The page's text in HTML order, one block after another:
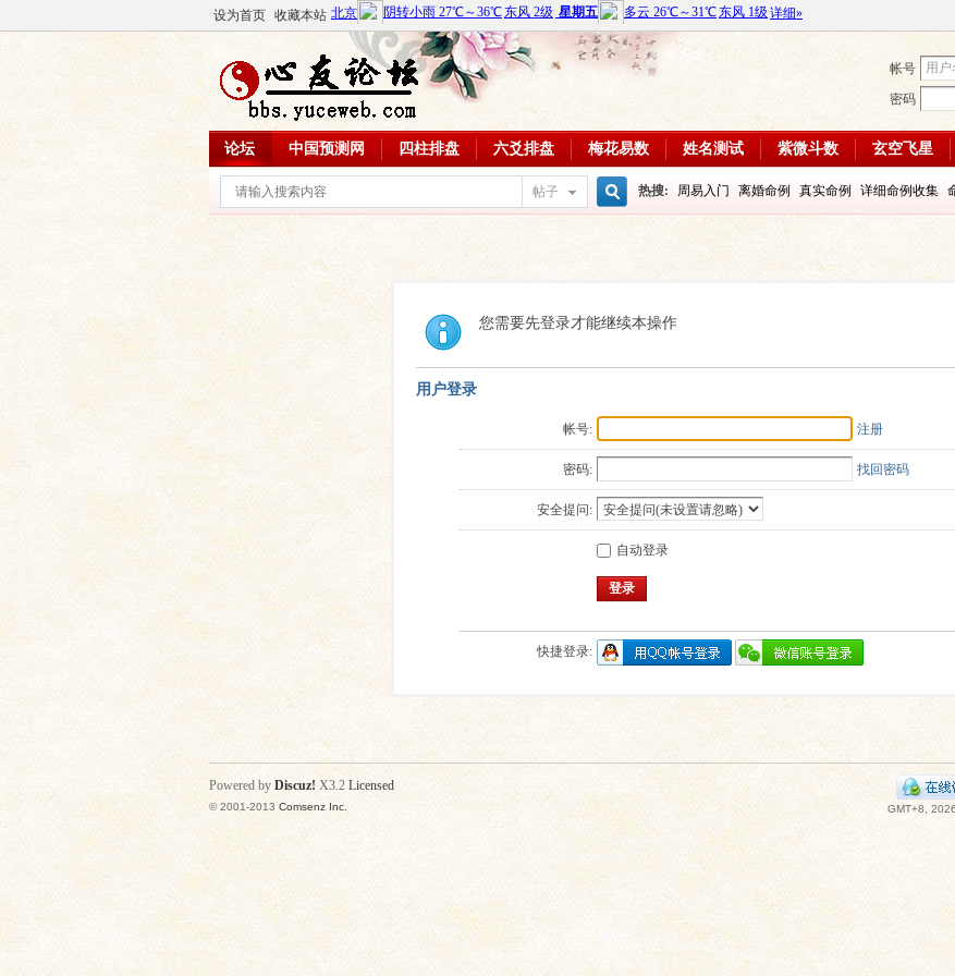
设为首页 收藏本站
帐号
密码
论坛 中国预测网 四柱排盘 六爻排盘 梅花易数 姓名测试 紫微斗数 玄空飞星
帖子
索
热搜: 周易入门 离婚命例 真实命例 详细命例收集
周易教学视频 富贵八字命例
每日一理84 每日一理85
您需要先登录才能继续本操作
用户登录
帐号: 注册
密码: 找回密码
安全提问:
自动登录
登录
快捷登录:
GMT+8,
Powered by Discuz! X3.2 Licensed
© 2001-2013 Comsenz Inc.